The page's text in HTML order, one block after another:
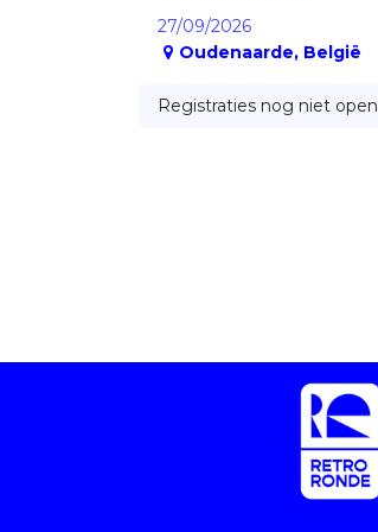
27/09/2026
Oudenaarde, België
Registraties nog niet open